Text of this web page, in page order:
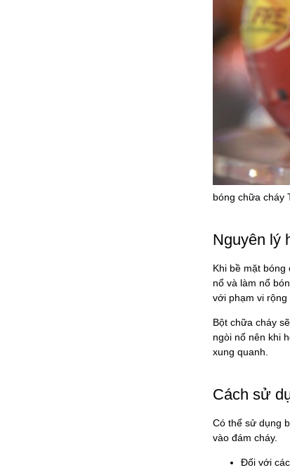
bóng chữa cháy
Nguyên lý
Khi bề mặt
nổ và làm nổ
với phạm vi rộng
Bột chữa cháy
ngòi nổ nên khi
xung quanh.
Cách sử
Có thể sử dụng
vào đám cháy.
Đối với